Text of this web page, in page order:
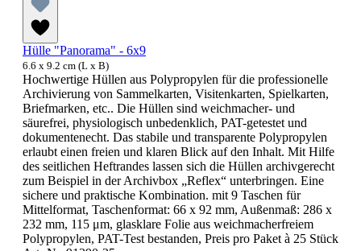
Hülle "Panorama" - 6x9
6.6 x 9.2 cm (L x B)
Hochwertige Hüllen aus Polypropylen für die professionelle
Archivierung von Sammelkarten, Visitenkarten, Spielkarten,
Briefmarken, etc.. Die Hüllen sind weichmacher- und
säurefrei, physiologisch unbedenklich, PAT-getestet und
dokumentenecht. Das stabile und transparente Polypropylen
erlaubt einen freien und klaren Blick auf den Inhalt. Mit Hilfe
des seitlichen Heftrandes lassen sich die Hüllen archivgerecht
zum Beispiel in der Archivbox „Reflex“ unterbringen. Eine
sichere und praktische Kombination. mit 9 Taschen für
Mittelformat, Taschenformat: 66 x 92 mm, Außenmaß: 286 x
232 mm, 115 μm, glasklare Folie aus weichmacherfreiem
Polypropylen, PAT-Test bestanden, Preis pro Paket à 25 Stück